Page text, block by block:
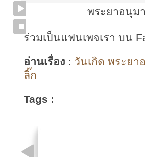
พระยาอนุม
ร่วมเป็นแฟนเพจเรา บน
อ่านเรื่อง : วันเกิด พระยา
ลิ๊ก
Tags :